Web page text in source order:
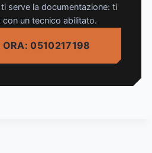
serve la documentazione: ti
un tecnico abilitato.
ORA: 0510217198